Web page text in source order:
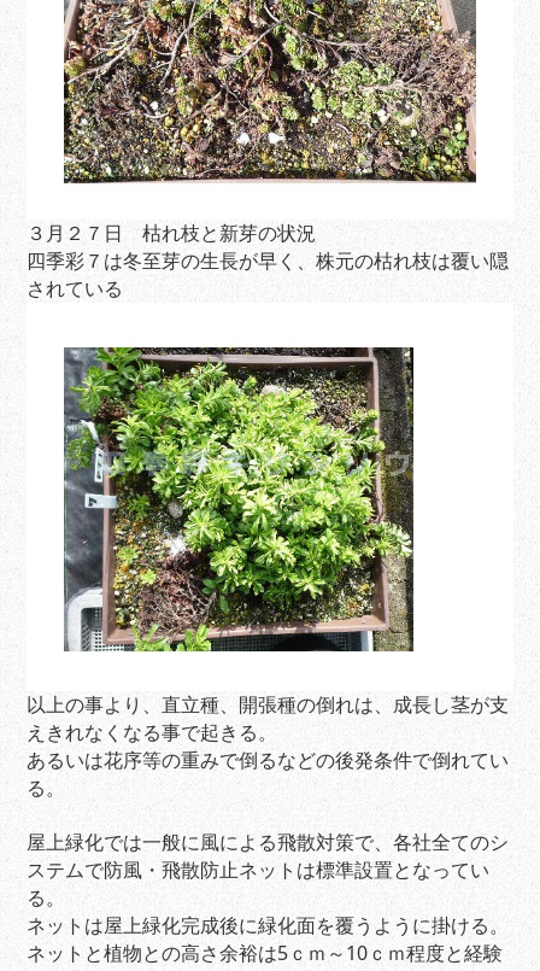
３月２７日 枯れ枝と新芽の状況
四季彩７は冬至芽の生長が早く、株元の枯れ枝は覆い隠
されている
以上の事より、直立種、開張種の倒れは、成長し茎が支
えきれなくなる事で起きる。
あるいは花序等の重みで倒るなどの後発条件で倒れてい
る。
屋上緑化では一般に風による飛散対策で、各社全てのシ
ステムで防風・飛散防止ネットは標準設置となってい
る。
ネットは屋上緑化完成後に緑化面を覆うように掛ける。
ネットと植物との高さ余裕は5ｃｍ～10ｃｍ程度と経験